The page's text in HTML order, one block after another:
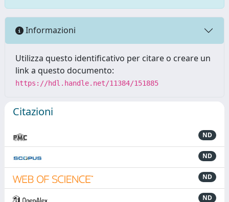
Informazioni
Utilizza questo identificativo per citare o creare un
link a questo documento:
https://hdl.handle.net/11384/151885
Citazioni
ND
ND
ND
ND